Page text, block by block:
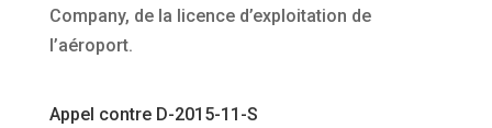
Company, de la licence d’exploitation de
l’aéroport.
Appel contre D-2015-11-S